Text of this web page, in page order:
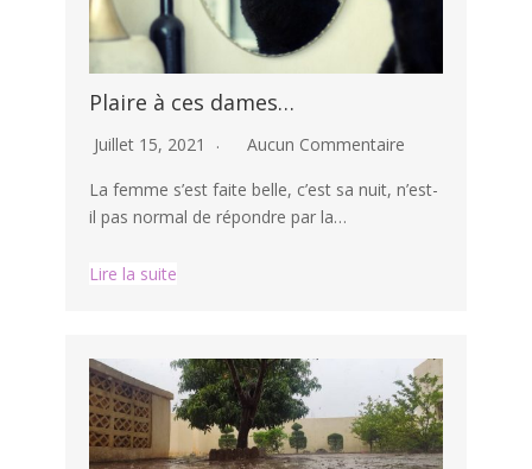
Plaire à ces dames…
Juillet 15, 2021
Aucun Commentaire
La femme s’est faite belle, c’est sa nuit, n’est-
il pas normal de répondre par la…
Lire la suite